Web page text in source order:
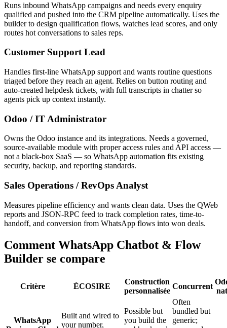
Runs inbound WhatsApp campaigns and needs every enquiry
qualified and pushed into the CRM pipeline automatically. Uses the
builder to design qualification flows, watches lead scores, and only
routes hot conversations to sales reps.
Customer Support Lead
Handles first-line WhatsApp support and wants routine questions
triaged before they reach an agent. Relies on button routing and
auto-created helpdesk tickets, with full transcripts in chatter so
agents pick up context instantly.
Odoo / IT Administrator
Owns the Odoo instance and its integrations. Needs a governed,
source-available module with proper access rules and API access —
not a black-box SaaS — so WhatsApp automation fits existing
security, backup, and reporting standards.
Sales Operations / RevOps Analyst
Measures pipeline efficiency and wants clean data. Uses the QWeb
reports and JSON-RPC feed to track completion rates, time-to-
handoff, and conversion from WhatsApp flows into won deals.
Comment WhatsApp Chatbot & Flow
Builder se compare
Critère ÉCOSIRE
Construction
personnalisée
Concurrent
WhatsApp
Built and wired to
your number,
Possible but
you build the
Often
bundled but
generic;